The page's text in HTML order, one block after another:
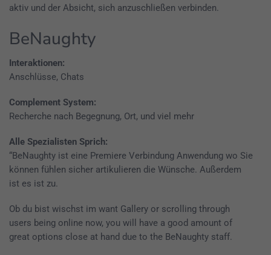
aktiv und der Absicht, sich anzuschließen verbinden.
BeNaughty
Interaktionen:
Anschlüsse, Chats
Complement System:
Recherche nach Begegnung, Ort, und viel mehr
Alle Spezialisten Sprich:
“BeNaughty ist eine Premiere Verbindung Anwendung wo Sie
können fühlen sicher artikulieren die Wünsche. Außerdem
ist es ist zu.
Ob du bist wischst im want Gallery or scrolling through
users being online now, you will have a good amount of
great options close at hand due to the BeNaughty staff.